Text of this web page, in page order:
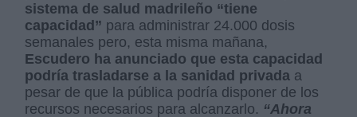
sistema de salud madrileño “tiene
capacidad” para administrar 24.000 dosis
semanales pero, esta misma mañana,
Escudero ha anunciado que esta capacidad
podría trasladarse a la sanidad privada a
pesar de que la pública podría disponer de los
recursos necesarios para alcanzarlo. “Ahora